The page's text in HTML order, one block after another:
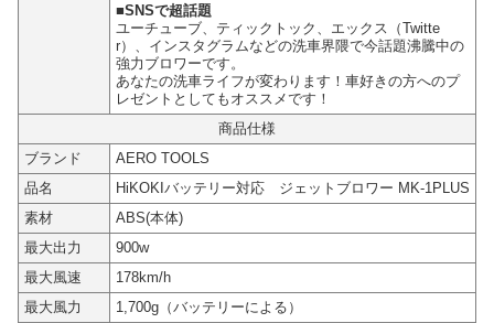
■SNSで超話題
ユーチューブ、ティックトック、エックス（Twitte
r）、インスタグラムなどの洗車界隈で今話題沸騰中の
強力ブロワーです。
あなたの洗車ライフが変わります！車好きの方へのプ
レゼントとしてもオススメです！
商品仕様
ブランド
AERO TOOLS
品名
HiKOKIバッテリー対応 ジェットブロワー MK-1PLUS
素材
ABS(本体)
最大出力
900w
最大風速
178km/h
最大風力
1,700g（バッテリーによる）